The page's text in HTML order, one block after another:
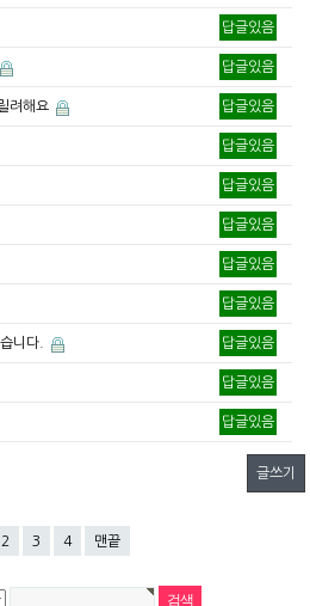
답글있음
답글있음
려해요 답글있음
답글있음
답글있음
답글있음
답글있음
답글있음
니다. 답글있음
답글있음
답글있음
글쓰기
2 3 4 맨끝